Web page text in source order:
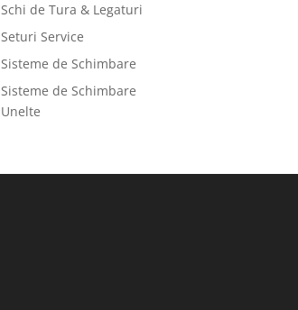
Schi de Tura & Legaturi
Seturi Service
Sisteme de Schimbare
Sisteme de Schimbare
Unelte